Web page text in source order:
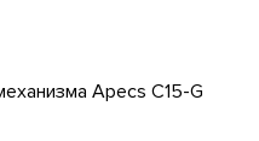
Apecs C15-G